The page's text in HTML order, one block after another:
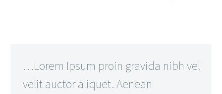
…Lorem Ipsum proin gravida nibh vel
velit auctor aliquet. Aenean